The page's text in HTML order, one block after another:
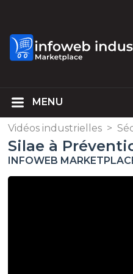
Vidéos industrielles >
Silae à
INFOWEB